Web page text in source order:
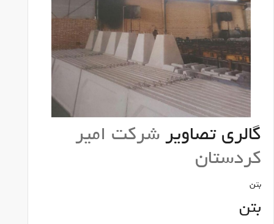
گالری تصاویر شرکت امیر
کردستان
بتن
بتن